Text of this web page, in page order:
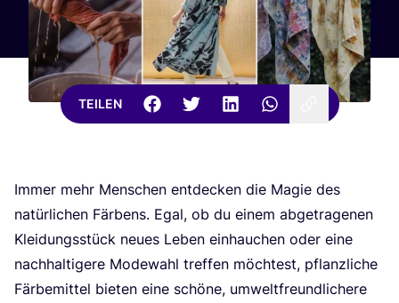
TEILEN
Immer mehr Men­schen ent­de­cken die Magie des
natür­li­chen Fär­bens. Egal, ob du einem abge­tra­ge­nen
Klei­dungs­stück neu­es Leben ein­hau­chen oder eine
nach­hal­ti­ge­re Mode­wahl tref­fen möch­test, pflanz­li­che
Fär­be­mit­tel bie­ten eine schö­ne, umwelt­freund­li­che­re